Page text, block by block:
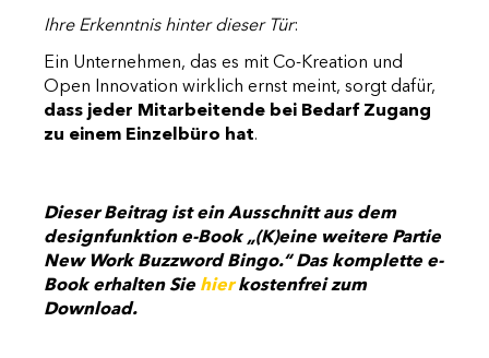
Ihre Erkenntnis hinter dieser Tür:
Ein Unternehmen, das es mit Co-Kreation und
Open Innovation wirklich ernst meint, sorgt dafür,
dass jeder Mitarbeitende bei Bedarf Zugang
zu einem Einzelbüro hat.
Dieser Beitrag ist ein Ausschnitt aus dem
designfunktion e-Book „(K)eine weitere Partie
New Work Buzzword Bingo.“ Das komplette e-
Book erhalten Sie hierkostenfrei zum
Download.